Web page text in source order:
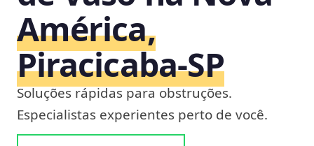
América,
Piracicaba‑SP
Soluções rápidas para obstruções.
Especialistas experientes perto de você.